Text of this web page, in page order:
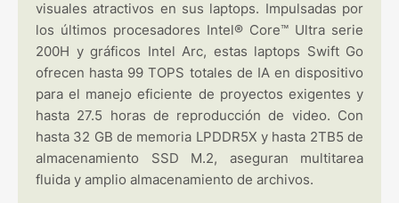
visuales atractivos en sus laptops. Impulsadas por
los últimos procesadores Intel® Core™ Ultra serie
200H y gráficos Intel Arc, estas laptops Swift Go
ofrecen hasta 99 TOPS totales de IA en dispositivo
para el manejo eficiente de proyectos exigentes y
hasta 27.5 horas de reproducción de video. Con
hasta 32 GB de memoria LPDDR5X y hasta 2TB5 de
almacenamiento SSD M.2, aseguran multitarea
fluida y amplio almacenamiento de archivos.